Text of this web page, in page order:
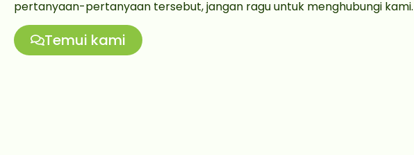
pertanyaan-pertanyaan tersebut, jangan ragu untuk menghubungi kami.
Temui kami